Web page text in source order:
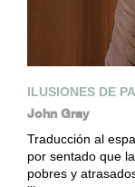
ILUSIONES DE
John Gray
Traducción al
por sentado que
pobres y